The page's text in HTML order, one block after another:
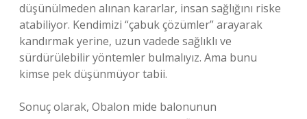
düşünülmeden alınan kararlar, insan sağlığını riske
atabiliyor. Kendimizi “çabuk çözümler” arayarak
kandırmak yerine, uzun vadede sağlıklı ve
sürdürülebilir yöntemler bulmalıyız. Ama bunu
kimse pek düşünmüyor tabii.
Sonuç olarak, Obalon mide balonunun